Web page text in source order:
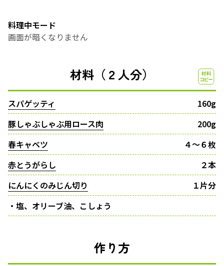
料理中モード
画面が暗くなりません
材料（２人分）
スパゲッティ
160g
豚しゃぶしゃぶ用ロース肉
200g
春キャベツ
４〜６枚
赤とうがらし
２本
にんにくのみじん切り
１片分
・塩、オリーブ油、こしょう
作り方